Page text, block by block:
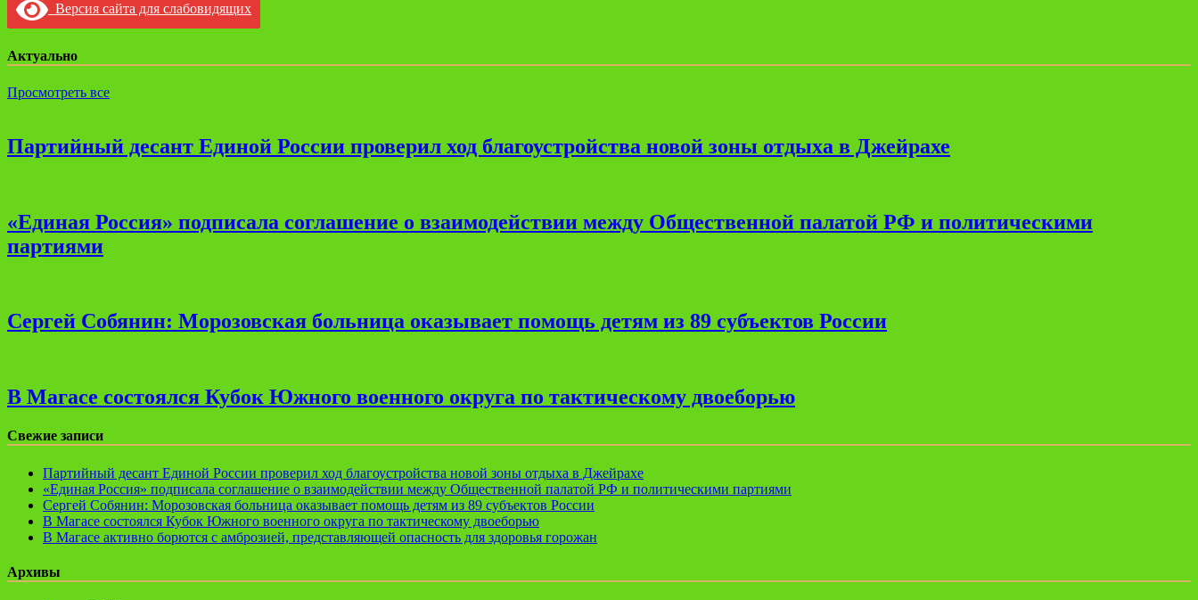
Версия сайта для слабовидящих
Актуально
Просмотреть все
Партийный десант Единой России проверил ход благоустройства новой зоны отдыха в Джейрахе
«Единая Россия» подписала соглашение о взаимодействии между Общественной палатой РФ и политическими
партиями
Сергей Собянин: Морозовская больница оказывает помощь детям из 89 субъектов России
В Магасе состоялся Кубок Южного военного округа по тактическому двоеборью
Свежие записи
Партийный десант Единой России проверил ход благоустройства новой зоны отдыха в Джейрахе
«Единая Россия» подписала соглашение о взаимодействии между Общественной палатой РФ и политическими партиями
Сергей Собянин: Морозовская больница оказывает помощь детям из 89 субъектов России
В Магасе состоялся Кубок Южного военного округа по тактическому двоеборью
В Магасе активно борются с амброзией, представляющей опасность для здоровья горожан
Архивы